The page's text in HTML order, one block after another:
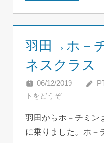
羽田→ホ－
ネスクラス
06/12/2019
トをどうぞ
羽田からホ－チミン
に乗りました。ホ－